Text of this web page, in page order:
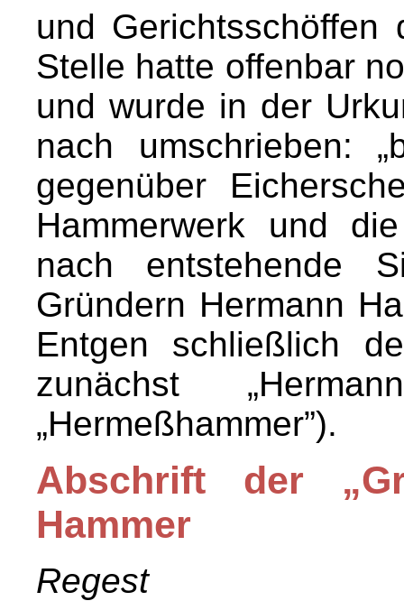
und
Stelle hatte offenbar
und wurde in der
nach umschrieben:
gegenüber
Hammerwerk und
nach entstehende
Gründern Hermann
Entgen schließlich
zunächst
„Hermeßhammer”).
Abschrift der
Hammer
Regest